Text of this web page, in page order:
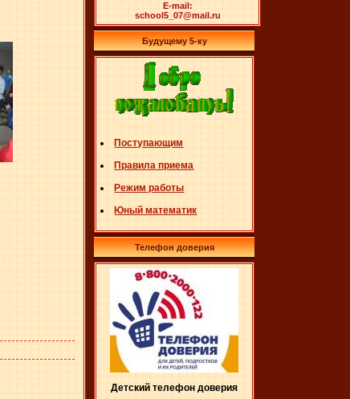
E-mail:
school5_07@mail.ru
Будущему 5-ку
Поступающим
Правила приема
Режим работы
Юный математик
Телефон доверия
Детский телефон доверия